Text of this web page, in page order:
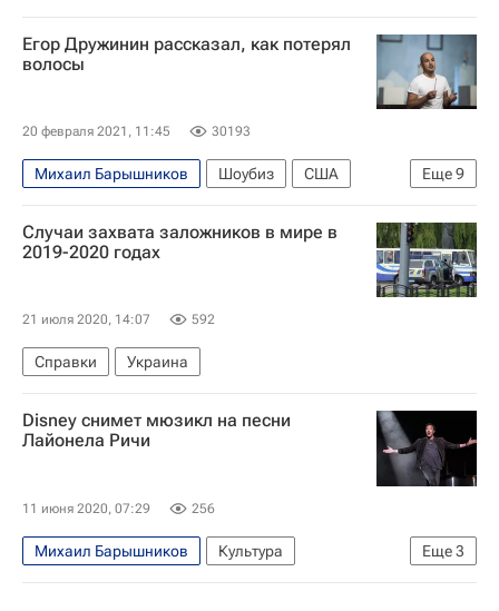
Егор Дружинин рассказал, как потерял
волосы
20 февраля 2021, 11:45 30193
Еще9
Михаил Барышников Шоубиз
США
Нью-Йорк (город)
Борис Корчевников
звезды
Егор Дружинин
Знаменитости
Новости культуры
Случаи захвата заложников в мире в
2019-2020 годах
21 июля 2020, 14:07 592
Справки Украина
Disney снимет мюзикл на песни
Лайонела Ричи
11 июня 2020, 07:29 256
Еще3
Михаил Барышников
Культура
Новости культуры
Музыка Кино